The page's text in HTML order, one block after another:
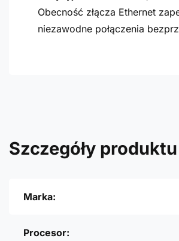
Obecność złącza Ethernet
niezawodne połączenia
Szczegóły produktu
Marka:
Procesor: